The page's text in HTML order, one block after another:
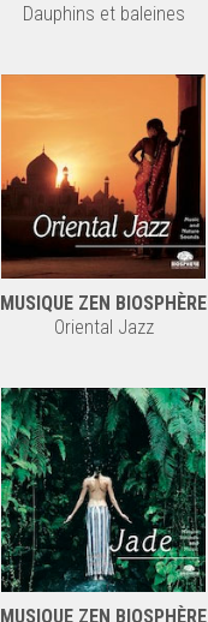
Dauphins et baleines
MUSIQUE ZEN BIOSPHÈRE
Oriental Jazz
MUSIQUE ZEN BIOSPHÈRE